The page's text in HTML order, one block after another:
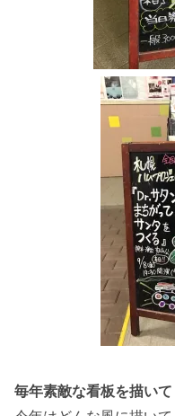
毎年素敵な看板を描いて